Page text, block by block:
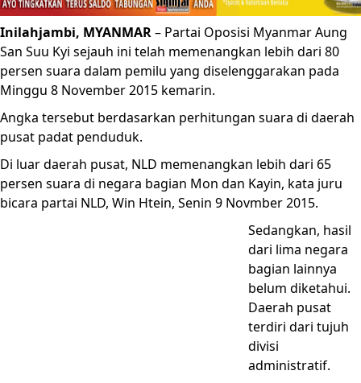
Inilahjambi, MYANMAR– Partai Oposisi Myanmar Aung
San Suu Kyi sejauh ini telah memenangkan lebih dari 80
persen suara dalam pemilu yang diselenggarakan pada
Minggu 8 November 2015 kemarin.
Angka tersebut berdasarkan perhitungan suara di daerah
pusat padat penduduk.
Di luar daerah pusat, NLD memenangkan lebih dari 65
persen suara di negara bagian Mon dan Kayin, kata juru
bicara partai NLD, Win Htein, Senin 9 Novmber 2015.
Sedangkan, hasil
dari lima negara
bagian lainnya
belum diketahui.
Daerah pusat
terdiri dari tujuh
divisi
administratif.